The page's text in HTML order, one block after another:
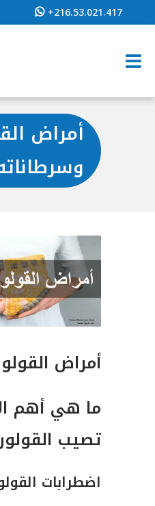
+216.53.021.417
أمراض
أمراض
ما هي أهم
تصيب
اضطرابات